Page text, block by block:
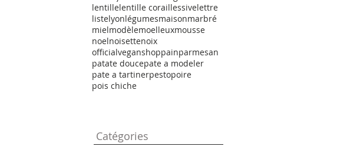
lentillelentille coraillessivelettre
listelyonlégumesmaisonmarbré
mielmodèlemoelleuxmousse
noelnoisettenoix
officialveganshoppainparmesan
patate doucepate a modeler
pate a tartinerpestopoire
pois chiche
Catégories